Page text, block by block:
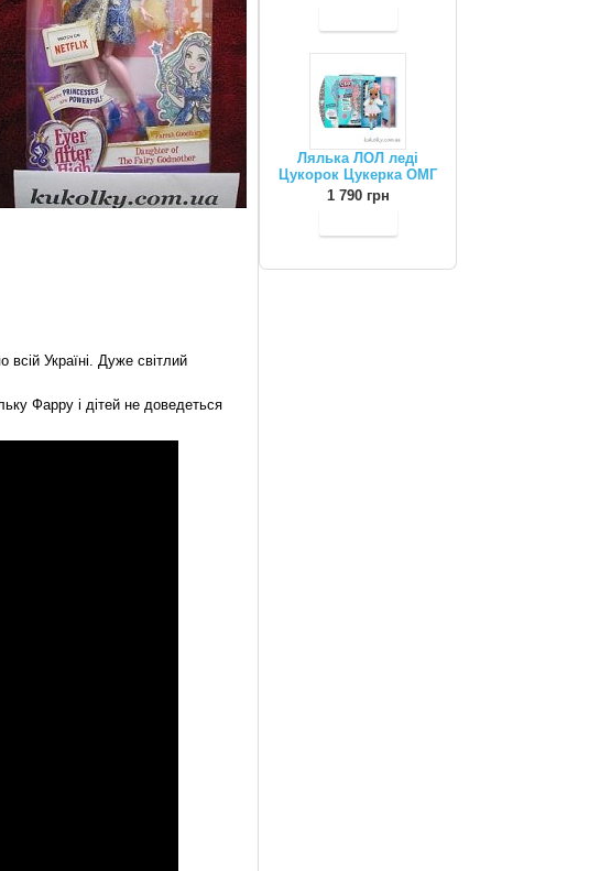
Лялька ЛОЛ леді
Цукорок Цукерка ОМГ
1 790 грн
Україні. Дуже світлий
Фарру і дітей не доведеться